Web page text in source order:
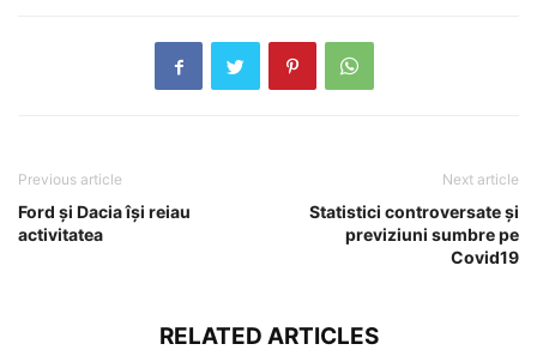
Previous article
Ford și Dacia își reiau
activitatea
Next article
Statistici controversate și
previziuni sumbre pe
Covid19
RELATED ARTICLES